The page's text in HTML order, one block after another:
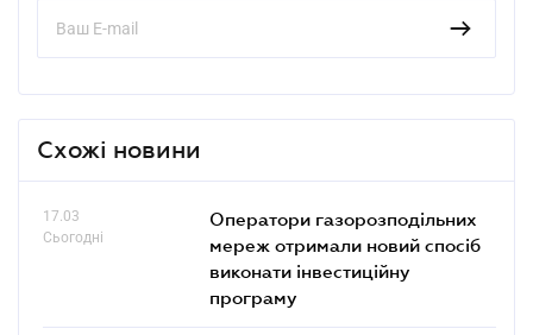
Схожі новини
17.03
Сьогодні
Оператори газорозподільних
мереж отримали новий спосіб
виконати інвестиційну
програму